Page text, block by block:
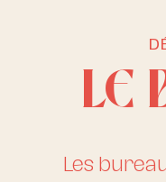
LE
Les